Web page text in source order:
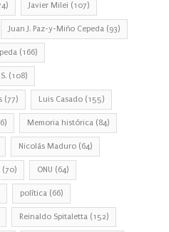
Javier Milei (107)
Juan J. Paz-y-Miño Cepeda (93)
(166)
(108)
(77) Luis Casado (155)
Memoria histórica (84)
Nicolás Maduro (64)
(70) ONU (64)
política (66)
Reinaldo Spitaletta (152)